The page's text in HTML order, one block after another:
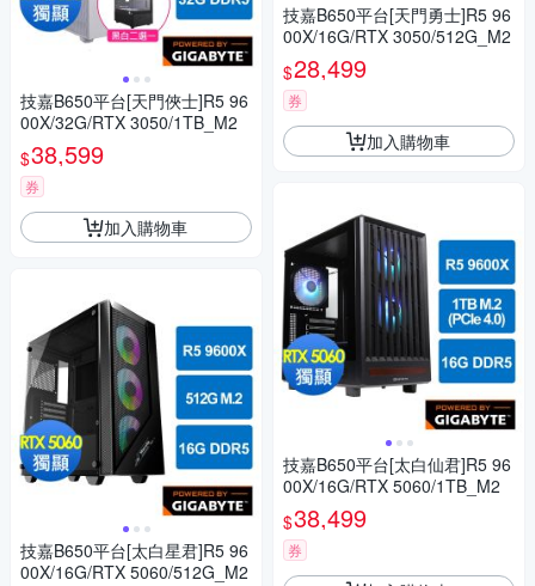
技嘉B650平台[天門俠士]R5 96
00X/32G/RTX 3050/1TB_M2
$38,599
券
加入購物車
技嘉B650平台[太白星君]R5 96
00X/16G/RTX 5060/512G_M2
技嘉B650平台[天門勇士]R5 96
00X/16G/RTX 3050/512G_M2
$28,499
券
加入購物車
技嘉B650平台[太白仙君]R5 96
00X/16G/RTX 5060/1TB_M2
$38,499
券